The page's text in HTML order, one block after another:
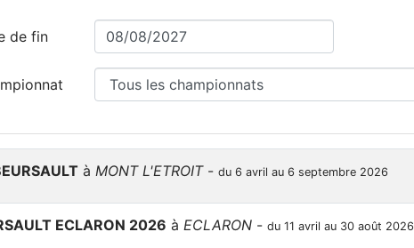
de fin
à MONT L'ETROIT- du 6 avril au 6 septembre 2026
ECLARON 2026 à ECLARON - du 11 avril au 30 août 2026